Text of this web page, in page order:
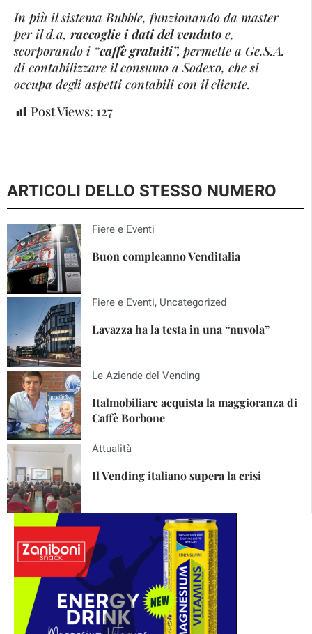
In più il sistema Bubble, funzionando da master
per il d.a, raccoglie i dati del venduto e,
scorporando i “caffè gratuiti”, permette a Ge.S.A.
di contabilizzare il consumo a Sodexo, che si
occupa degli aspetti contabili con il cliente.
Post Views: 127
ARTICOLI DELLO STESSO NUMERO
Fiere e Eventi
Buon compleanno Venditalia
Fiere e Eventi, Uncategorized
Lavazza ha la testa in una “nuvola”
Le Aziende del Vending
Italmobiliare acquista la maggioranza di
Caffè Borbone
Attualità
Il Vending italiano supera la crisi